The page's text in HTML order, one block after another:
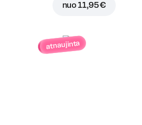
nuo11,95 €
atnaujinta